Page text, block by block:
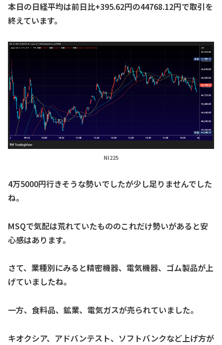
本日の日経平均は前日比+395.62円の44768.12円で取引を
終えています。
NI225
4万5000円行きそうな勢いでしたが少し足りませんでした
ね。
MSQで気配は荒れていたもののこれだけ勢いがあると安
心感はあります。
さて、業種別にみると精密機器、電気機器、ゴム製品が上
げていましたね。
一方、食料品、鉱業、電気ガスが売られていました。
キオクシア、アドバンテスト、ソフトバンクなど上げ方が